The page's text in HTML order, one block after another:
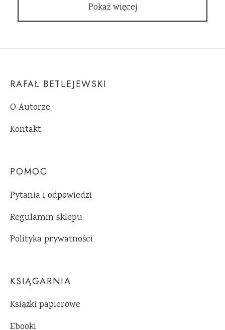
Pokaż więcej
RAFAŁ BETLEJEWSKI
O Autorze
Kontakt
POMOC
Pytania i odpowiedzi
Regulamin sklepu
Polityka prywatności
KSIĄGARNIA
Książki papierowe
Ebooki